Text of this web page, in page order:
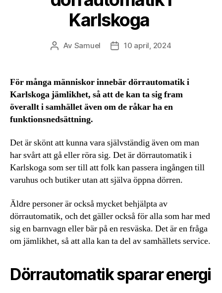
Karlskoga
Inläggsförfattare
Av Samuel Inläggsdatum
10 april, 2024
För många människor innebär dörrautomatik i
Karlskoga jämlikhet, så att de kan ta sig fram
överallt i samhället även om de råkar ha en
funktionsnedsättning.
Det är skönt att kunna vara självständig även om man
har svårt att gå eller röra sig. Det är dörrautomatik i
Karlskoga som ser till att folk kan passera ingången till
varuhus och butiker utan att själva öppna dörren.
Äldre personer är också mycket behjälpta av
dörrautomatik, och det gäller också för alla som har med
sig en barnvagn eller bär på en resväska. Det är en fråga
om jämlikhet, så att alla kan ta del av samhällets service.
Dörrautomatik sparar energi